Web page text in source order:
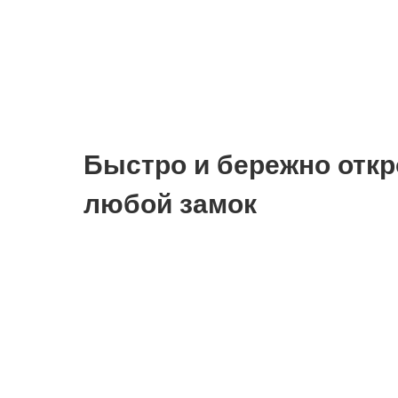
Быстро и бережно
любой замок